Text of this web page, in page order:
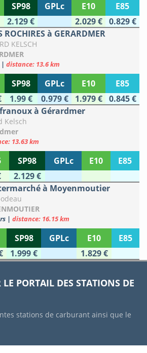
SP98 GPLc E10
E85
2.129 € 2.029 €
0.829 €
ROCHIRES à GERARDMER
KELSCH
| distance: 13.6 km
SP98 GPLc E10
E85
1.99 € 0.979 € 1.979 €
0.845 €
à Gérardmer
Kelsch
13.63 km
SP98 GPLc E10
E85
2.129 €
à Moyenmoutier
| distance: 16.15 km
SP98 GPLc E10
E85
1.999 € 1.829 €
PORTAIL DES STATIONS DE
stations de carburant ainsi que le